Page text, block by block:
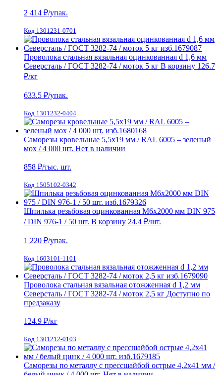
2 414 ₽/упак.
Код 1301231-0701
Проволока стальная вязальная оцинкованная d 1,6 мм
Северсталь / ГОСТ 3282-74 / моток 5 кг В корзину 126.7
₽/кг
633.5 ₽/упак.
Код 1301232-0404
Саморезы кровельные 5,5х19 мм / RAL 6005 – зеленый
мох / 4 000 шт. Нет в наличии
858 ₽/тыс. шт.
Код 1505102-0342
Шпилька резьбовая оцинкованная М6х2000 мм DIN 975
/ DIN 976-1 / 50 шт. В корзину 24.4 ₽/шт.
1 220 ₽/упак.
Код 1603101-1101
Проволока стальная вязальная отожженная d 1,2 мм
Северсталь / ГОСТ 3282-74 / моток 2,5 кг Доступно по
предзаказу
124.9 ₽/кг
Код 1301212-0103
Саморезы по металлу с прессшайбой острые 4,2х41 мм /